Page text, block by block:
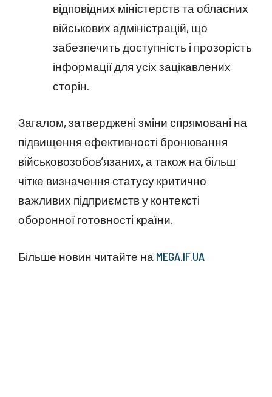
відповідних міністерств та обласних
військових адміністрацій, що
забезпечить доступність і прозорість
інформації для усіх зацікавлених
сторін.
Загалом, затверджені зміни спрямовані на
підвищення ефективності бронювання
військовозобов’язаних, а також на більш
чітке визначення статусу критично
важливих підприємств у контексті
оборонної готовності країни.
Більше новин читайте на MEGA.IF.UA